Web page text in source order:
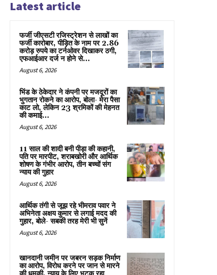
Latest article
फर्जी जीएसटी रजिस्ट्रेशन से लाखों का
फर्जी कारोबार, पीड़ित के नाम पर 2.86
करोड़ रुपये का टर्नओवर दिखाकर ठगी,
एफआईआर दर्ज न होने से...
August 6, 2026
भिंड के ठेकेदार ने कंपनी पर मजदूरों का
भुगतान रोकने का आरोप, बोला- मेरा पैसा
काट लो, लेकिन 23 श्रमिकों की मेहनत
की कमाई...
August 6, 2026
11 साल की शादी बनी पीड़ा की कहानी,
पति पर मारपीट, शराबखोरी और आर्थिक
शोषण के गंभीर आरोप, तीन बच्चों संग
न्याय की गुहार
August 6, 2026
आर्थिक तंगी से जूझ रहे भीमराव पवार ने
अभिनेता अक्षय कुमार से लगाई मदद की
गुहार, बोले- सबकी तरह मेरी भी सुनें
August 6, 2026
खानदानी जमीन पर जबरन सड़क निर्माण
का आरोप, विरोध करने पर जान से मारने